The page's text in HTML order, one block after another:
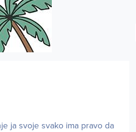
ja svoje svako ima pravo da